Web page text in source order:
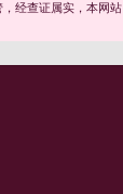
经查证属实，本网站